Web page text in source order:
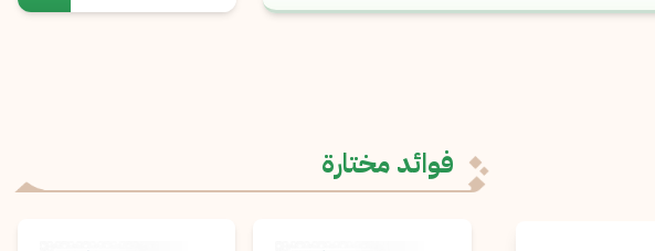
فوائد مختارة